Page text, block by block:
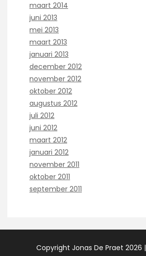
maart 2014
juni 2013
mei 2013
maart 2013
januari 2013
december 2012
november 2012
oktober 2012
augustus 2012
juli 2012
juni 2012
maart 2012
januari 2012
november 2011
oktober 2011
september 2011
Copyright Jonas De Praet 2026 |